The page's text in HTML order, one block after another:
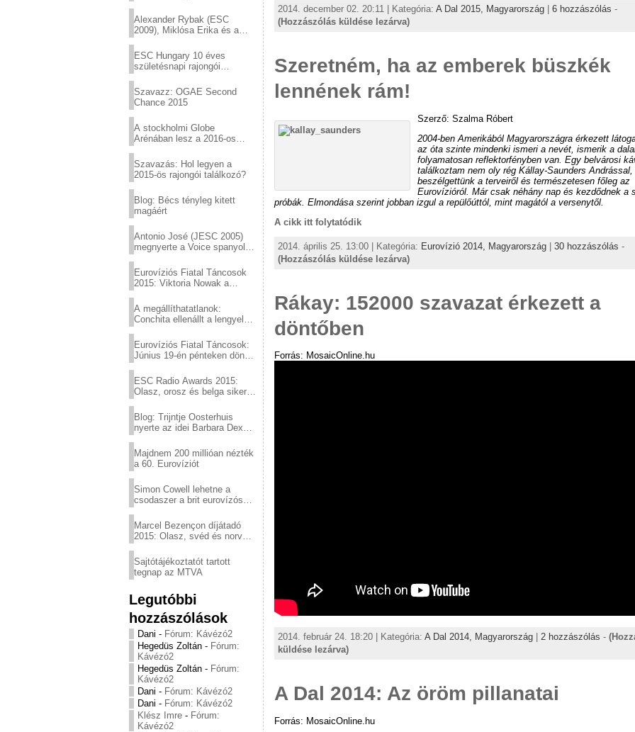
Alexander Rybak (ESC
2009), Miklósa Erika és a
sztárjai a Margitszigeten
ESC Hungary 10 éves
születésnapi rajongói
Szavazz: OGAE Second
Chance 2015
A stockholmi Globe
Arénában lesz a 2016-os
Szavazás: Hol legyen a
2015-ös rajongói találkozó?
Blog: Bécs tényleg kitett
magáért
Antonio José (JESC 2005)
megnyerte a Voice spanyol
Eurovíziós Fiatal Táncosok
2015: Viktoria Nowak a
A megállíthatatlanok:
Conchita ellenállt a lengyel
Eurovíziós Fiatal Táncosok:
Június 19-én pénteken döntő
ESC Radio Awards 2015:
Olasz, orosz és belga siker,
Blog: Trijntje Oosterhuis
nyerte az idei Barbara Dex
Majdnem 200 millióan nézték
a 60. Eurovíziót
Simon Cowell lehetne a
csodaszer a brit eurovízós
Marcel Bezençon díjátadó
2015: Olasz, svéd és norvég
Sajtótájékoztatót tartott
tegnap az MTVA
Legutóbbi
hozzászólások
Dani - Fórum: Kávézó2
Hegedüs Zoltán - Fórum:
Kávézó2
Hegedüs Zoltán - Fórum:
Kávézó2
Dani - Fórum: Kávézó2
Dani - Fórum: Kávézó2
Klész Imre - Fórum:
Kávézó2
2014. december 02. 20:11 | Kategória: A Dal 2015, Magyarország 6 hozzászólás -
(Hozzászólás küldése lezárva)
Szeretném, ha az emberek büszkék
lennének rám!
Szerző: Szalma Róbert
2004-ben Amerikából Magyarországra érkezett
az óta szinte mindenki ismeri a nevét, ismerik a
folyamatosan reflektorfényben van. Egy belvárosi
találkoztam nem oly rég Kállay-Saunders Andrással,
beszélgettünk a terveiről és természetesen főleg az
Eurovízióról. Már csak néhány nap és kezdődnek a
próbák. Elmondása szerint jobban izgul a repülőúttól, mint magától a versenytől.
A cikk itt folytatódik
2014. április 25. 13:00 | Kategória: Eurovízió 2014, Magyarország | 30 hozzászólás -
(Hozzászólás küldése lezárva)
Rákay: 152000 szavazat érkezett a
döntőben
Forrás: MosaicOnline.hu
2014. február 24. 18:20 | Kategória: A Dal 2014, Magyarország 2 hozzászólás -
küldése lezárva)
A Dal 2014: Az öröm pillanatai
Forrás: MosaicOnline.hu